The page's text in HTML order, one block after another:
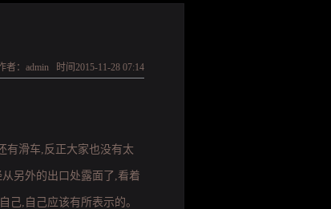
者：admin 时间2015-11-28 07:14
有滑车,反正大家也没有太
另外的出口处露面了,看着
己,自己应该有所表示的。